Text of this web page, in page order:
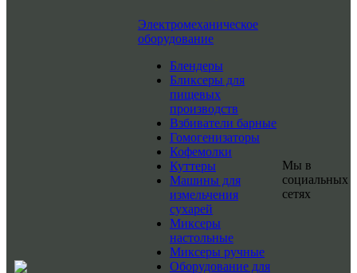
Электромеханическое
оборудование
Блендеры
Бликсеры для
пищевых
производств
Взбиватели барные
Гомогенизаторы
Кофемолки
Куттеры
Машины для
измельчения
сухарей
Миксеры
настольные
Миксеры ручные
Оборудование для
Мы в
социальных
сетях